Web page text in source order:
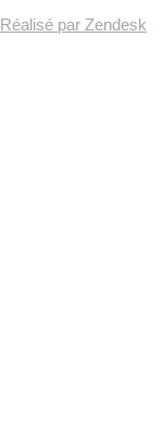
Réalisé par Zendesk